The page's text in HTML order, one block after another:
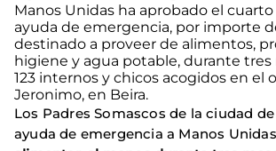
Manos Unidas ha aprobado el
ayuda de emergencia, por importe
destinado a proveer de alimentos,
higiene y agua potable, durante tres
123 internos y chicos acogidos en el
Jeronimo, en Beira.
Los Padres Somascos de la ciudad
ayuda de emergencia a Manos